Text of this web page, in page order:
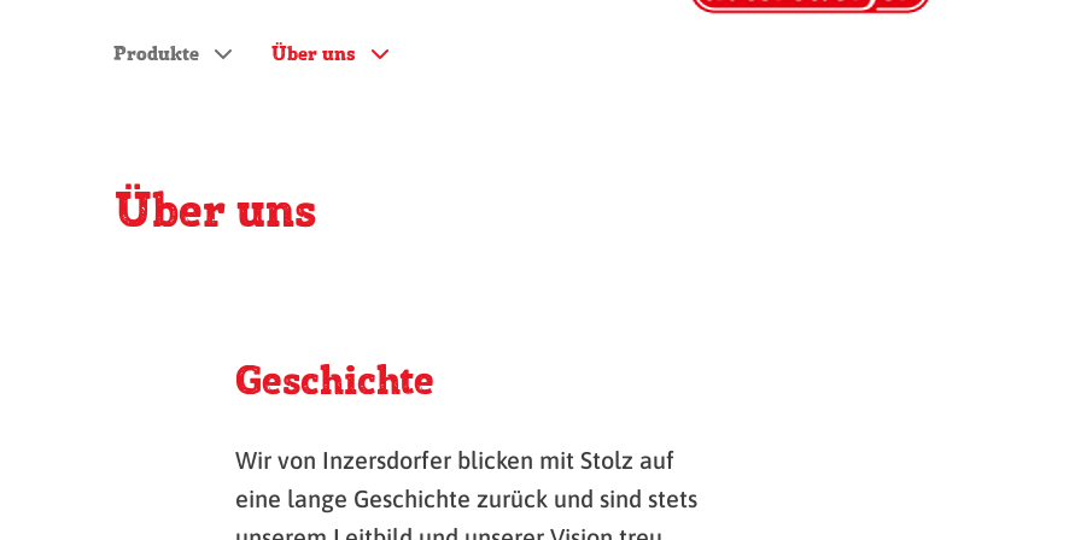
Produkte Über uns
Über uns
Geschichte
Wir von Inzersdorfer blicken mit Stolz auf
eine lange Geschichte zurück und sind stets